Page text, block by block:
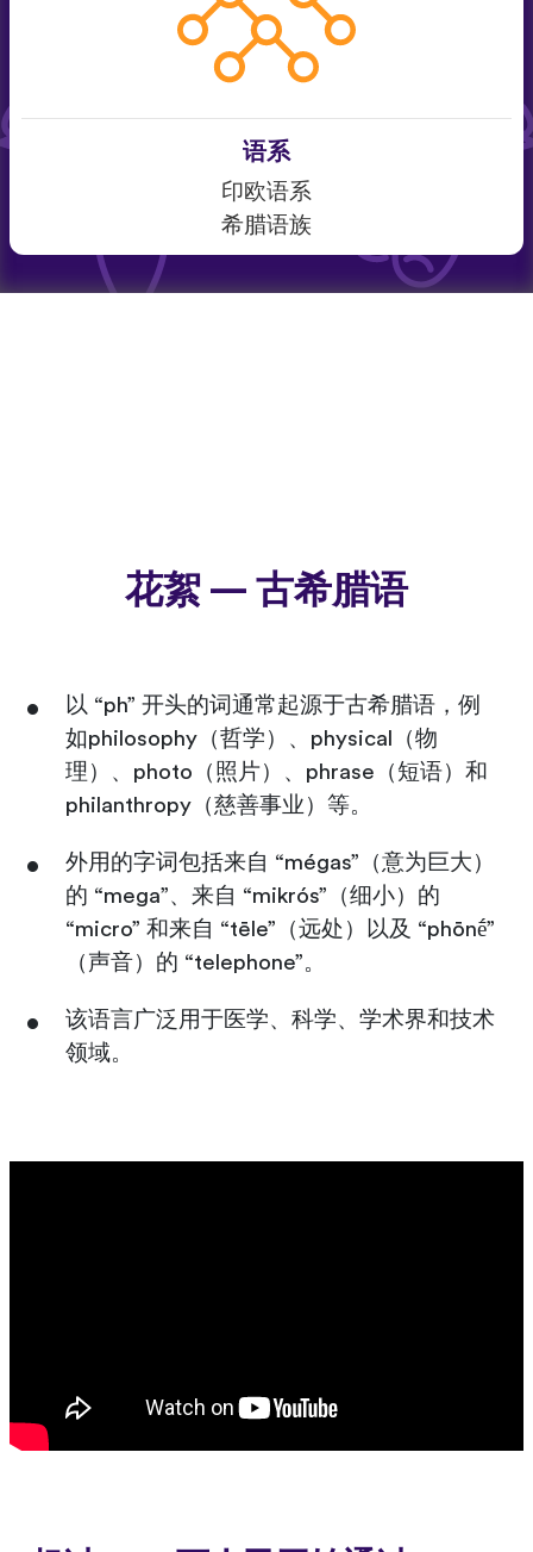
语系
印欧语系
希腊语族
花絮 — 古希腊语
以 “ph” 开头的词通常起源于古希腊语，例
如philosophy（哲学）、physical（物
理）、photo（照片）、phrase（短语）和
philanthropy（慈善事业）等。
外用的字词包括来自 “mégas”（意为巨大）
的 “mega”、来自 “mikrós”（细小）的
“micro” 和来自 “tēle”（远处）以及 “phōnḗ”
（声音）的 “telephone”。
该语言广泛用于医学、科学、学术界和技术
领域。